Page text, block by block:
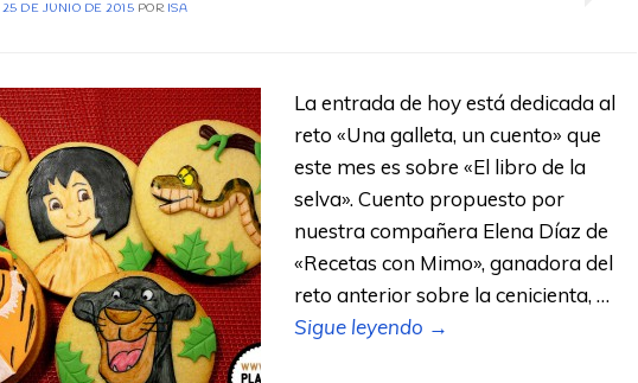
25 DE JUNIO DE 2015 POR ISA
La entrada de hoy está dedicada al
reto «Una galleta, un cuento» que
este mes es sobre «El libro de la
selva». Cuento propuesto por
nuestra compañera Elena Díaz de
«Recetas con Mimo», ganadora del
reto anterior sobre la cenicienta, …
Sigue leyendo →